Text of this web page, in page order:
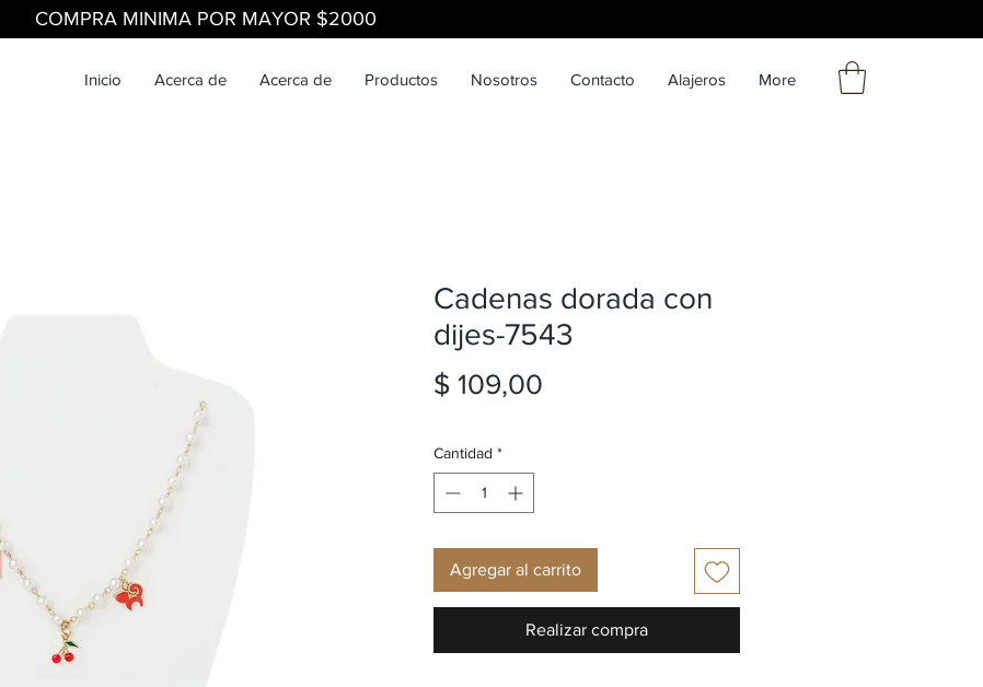
COMPRA MINIMA POR MAYOR $2000
Inicio Acerca de Acerca de Productos Nosotros Contacto Alajeros More
Cadenas dorada con
dijes-7543
$ 109,00
Cantidad *
Agregar al carrito
Realizar compra